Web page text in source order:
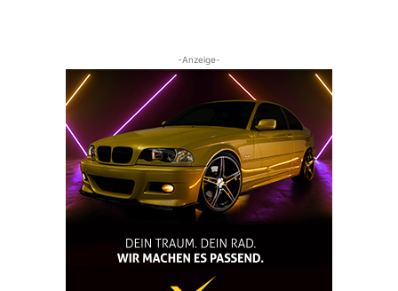
-Anzeige-